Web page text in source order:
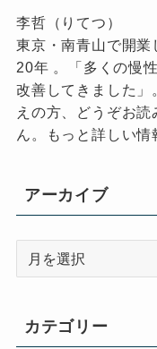
李哲（りてつ）
東京・南青山で開
20年 。「多くの慢
改善してきました
えの方、どうぞお
ん。もっと詳しい情
アーカイブ
ブ
カテゴリー